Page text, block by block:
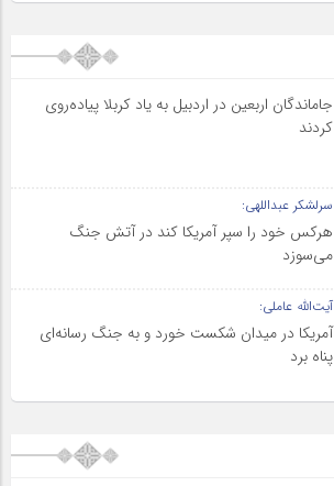
جاماندگان اربعین در اردبیل به یاد کربلا پیاده‌روی
کردند
سرلشکر عبداللهی:
هرکس خود را سپر آمریکا کند در آتش جنگ
می‌سوزد
آیت‌الله عاملی:
آمریکا در میدان شکست خورد و به جنگ رسانه‌ای
پناه برد